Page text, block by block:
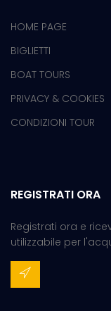
HOME PAGE
BIGLIETTI
BOAT TOURS
PRIVACY & COOKIES
CONDIZIONI TOUR
REGISTRATI ORA
Registrati ora e
utilizzabile per